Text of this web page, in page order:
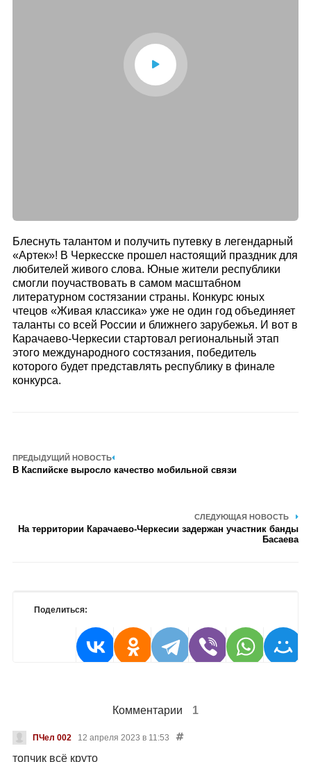
Блеснуть талантом и получить путевку в легендарный
«Артек»! В Черкесске прошел настоящий праздник для
любителей живого слова. Юные жители республики
смогли поучаствовать в самом масштабном
литературном состязании страны. Конкурс юных
чтецов «Живая классика» уже не один год объединяет
таланты со всей России и ближнего зарубежья. И вот в
Карачаево-Черкесии стартовал региональный этап
этого международного состязания, победитель
которого будет представлять республику в финале
конкурса.
ПРЕДЫДУЩИЙ НОВОСТЬ
В Каспийске выросло качество мобильной связи
СЛЕДУЮЩАЯ НОВОСТЬ
На территории Карачаево-Черкесии задержан участник банды
Басаева
Поделиться:
Комментарии 1
ПЧел 002 12 апреля 2023 в 11:53
топчик всё круто